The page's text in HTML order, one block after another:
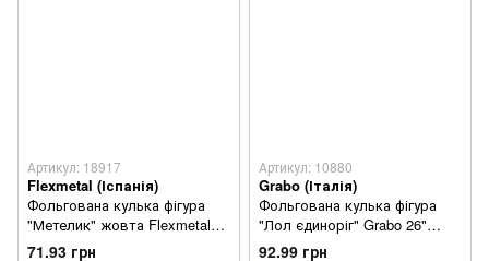
Артикул: 18917
Flexmetal (Іспанія)
Фольгована кулька фігура
"Метелик" жовта Flexmetal
114х61 см. (1шт.)
71.93 грн
Артикул: 10880
Grabo (Італія)
Фольгована кулька фігура
"Лол єдиноріг" Grabo 26"
(1шт.)
92.99 грн